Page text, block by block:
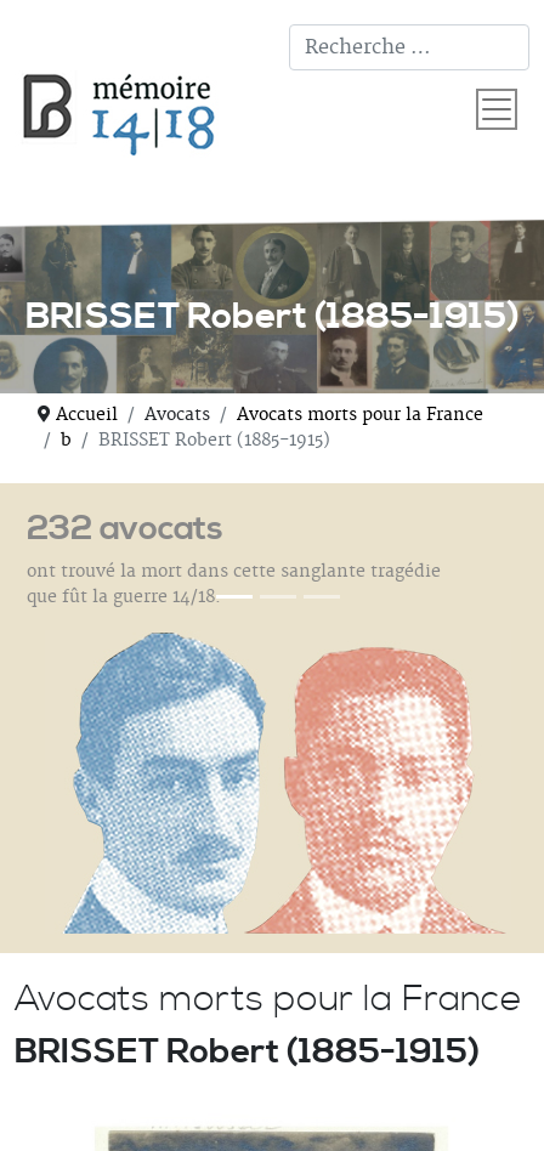
BRISSET Robert (1885-1915)
Accueil Avocats
Avocats morts pour la France
b
BRISSET Robert (1885-1915)
232 avocats
ont trouvé la mort dans cette sanglante tragédie
que fût la guerre 14/18.
Avocats morts pour la France
BRISSET Robert (1885-1915)